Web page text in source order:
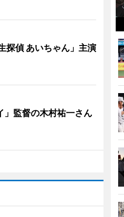
探偵 あいちゃん」主演
」監督の木村祐一さん